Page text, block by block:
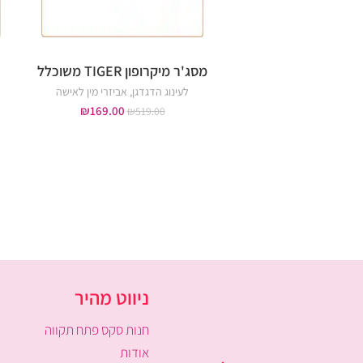
מסג'ר מיקרופון TIGER משוכלל
לעינוג הדגדגן, אביזרי מין לאישה
₪519.00
₪169.00
ניווט מהיר
חנות סקס פתח תקווה
אודות